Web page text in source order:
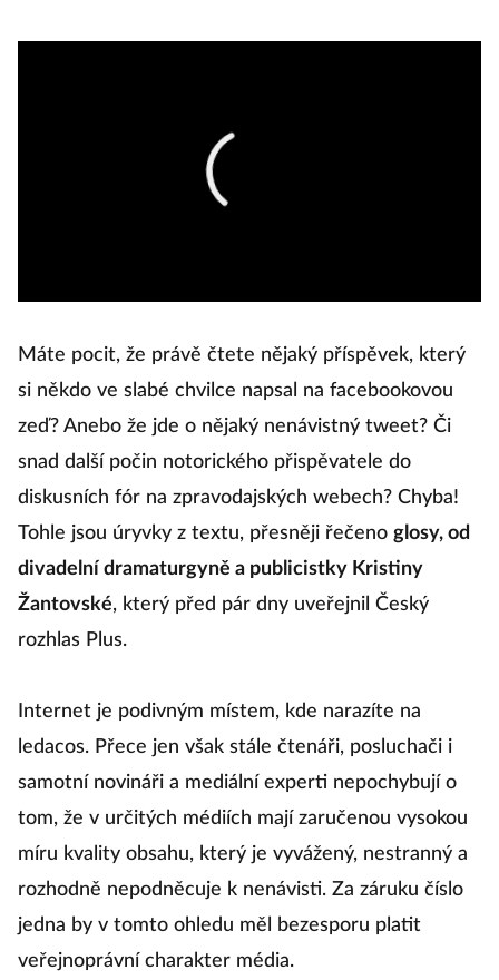
Máte pocit, že právě čtete nějaký příspěvek, který
si někdo ve slabé chvilce napsal na facebookovou
zeď? Anebo že jde o nějaký nenávistný tweet? Či
snad další počin notorického přispěvatele do
diskusních fór na zpravodajských webech? Chyba!
Tohle jsou úryvky z textu, přesněji řečeno glosy, od
divadelní dramaturgyně a publicistky Kristiny
Žantovské, který před pár dny uveřejnil Český
rozhlas Plus.
Internet je podivným místem, kde narazíte na
ledacos. Přece jen však stále čtenáři, posluchači i
samotní novináři a mediální experti nepochybují o
tom, že v určitých médiích mají zaručenou vysokou
míru kvality obsahu, který je vyvážený, nestranný a
rozhodně nepodněcuje k nenávisti. Za záruku číslo
jedna by v tomto ohledu měl bezesporu platit
veřejnoprávní charakter média.